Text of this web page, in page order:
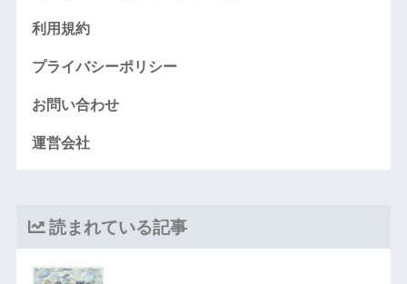
利用規約
プライバシーポリシー
お問い合わせ
運営会社
読まれている記事